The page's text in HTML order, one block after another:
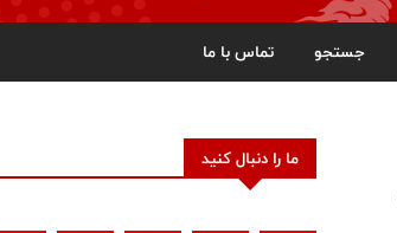
جستجو تماس با ما
ما را دنبال کنید